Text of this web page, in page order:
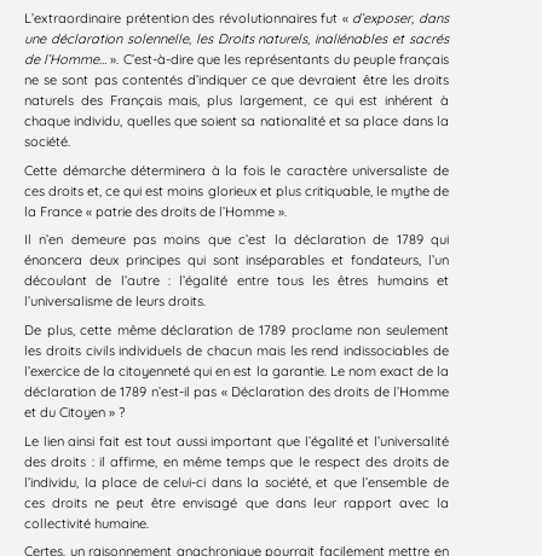
L’extraordinaire prétention des révolutionnaires fut « d’exposer, dans
une déclaration solennelle, les Droits naturels, inaliénables et sacrés
de l’Homme… ». C’est-à-dire que les représentants du peuple français
ne se sont pas contentés d’indiquer ce que devraient être les droits
naturels des Français mais, plus largement, ce qui est inhérent à
chaque individu, quelles que soient sa nationalité et sa place dans la
société.
Cette démarche déterminera à la fois le caractère universaliste de
ces droits et, ce qui est moins glorieux et plus critiquable, le mythe de
la France « patrie des droits de l’Homme ».
Il n’en demeure pas moins que c’est la déclaration de 1789 qui
énoncera deux principes qui sont inséparables et fondateurs, l’un
découlant de l’autre : l’égalité entre tous les êtres humains et
l’universalisme de leurs droits.
De plus, cette même déclaration de 1789 proclame non seulement
les droits civils individuels de chacun mais les rend indissociables de
l’exercice de la citoyenneté qui en est la garantie. Le nom exact de la
déclaration de 1789 n’est-il pas « Déclaration des droits de l’Homme
et du Citoyen » ?
Le lien ainsi fait est tout aussi important que l’égalité et l’universalité
des droits : il affirme, en même temps que le respect des droits de
l’individu, la place de celui-ci dans la société, et que l’ensemble de
ces droits ne peut être envisagé que dans leur rapport avec la
collectivité humaine.
Certes, un raisonnement anachronique pourrait facilement mettre en